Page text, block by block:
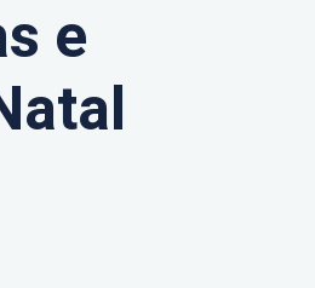
e